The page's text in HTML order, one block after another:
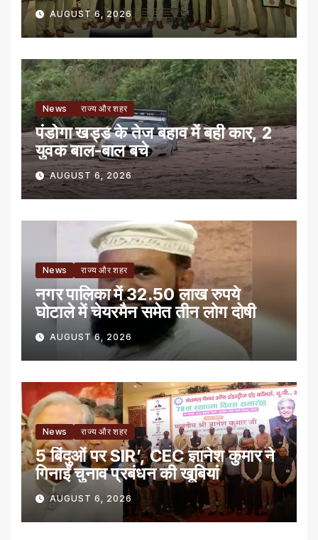
AUGUST 6, 2026
News राज्य और शहर
पंडोगा खड्ड के तेज बहाव में बही कार, 2
युवक बाल-बाल बचे
AUGUST 6, 2026
News राज्य और शहर
नगर पालिका में 32.50 लाख रुपये
घोटाले में चेयरमैन समेत तीन लोग दोषी
AUGUST 6, 2026
News राज्य और शहर
5 बिंदुओं पर SIR’, CEC ज्ञानेश कुमार ने
गिनाईं चुनाव प्रबंधन की खूबियां
AUGUST 6, 2026